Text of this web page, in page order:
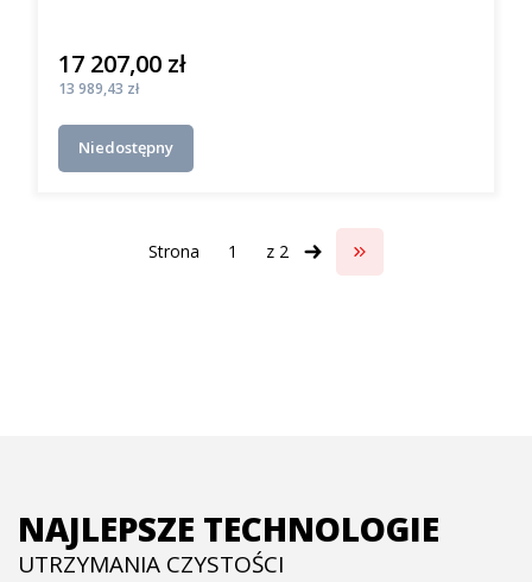
Cena
17 207,00 zł
Cena
13 989,43 zł
Niedostępny
Strona z 2 Przejdź do ostatniej
NAJLEPSZE TECHNOLOGIE
UTRZYMANIA CZYSTOŚCI